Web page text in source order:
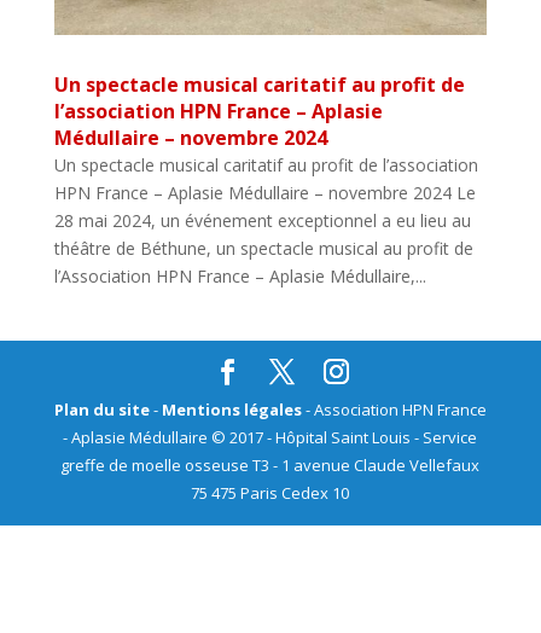
Un spectacle musical caritatif au profit de
l’association HPN France – Aplasie
Médullaire – novembre 2024
Un spectacle musical caritatif au profit de l’association
HPN France – Aplasie Médullaire – novembre 2024 Le
28 mai 2024, un événement exceptionnel a eu lieu au
théâtre de Béthune, un spectacle musical au profit de
l’Association HPN France – Aplasie Médullaire,...
Plan du site- Mentions légales- Association HPN France
- Aplasie Médullaire © 2017 - Hôpital Saint Louis - Service
greffe de moelle osseuse T3 - 1 avenue Claude Vellefaux
75 475 Paris Cedex 10